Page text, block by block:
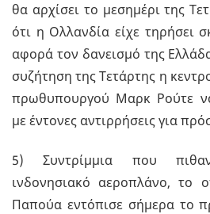
θα αρχίσει το μεσημέρι της
ότι η Ολλανδία είχε τηρήσει
αφορά τον δανεισμό της
συζήτηση της Τετάρτης η
πρωθυπουργού Μαρκ Ρούτε
με έντονες αντιρρήσεις για
5) Συντρίμμια που
ινδονησιακό αεροπλάνο, το
Παπούα εντόπισε σήμερα το